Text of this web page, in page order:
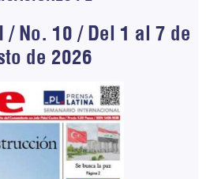
/ No. 10 / Del 1 al 7 de
de 2026